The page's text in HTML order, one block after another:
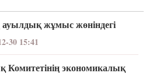
жұмыс жөніндегі
30 15:41
экономикалық